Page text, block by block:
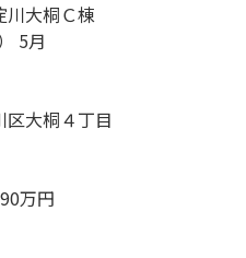
川大桐Ｃ棟
5月
大桐４丁目
万円